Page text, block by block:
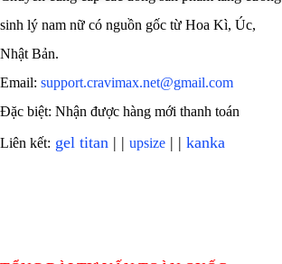
sinh lý nam nữ có nguồn gốc từ Hoa Kì, Úc,
Nhật Bản.
Email: support.cravimax.net@gmail.com
Đặc biệt: Nhận được hàng mới thanh toán
Liên kết: gel titan | | upsize | | kanka